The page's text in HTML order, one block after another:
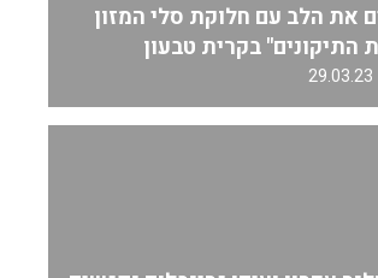
את הלב עם חלוקת סלי המזון
התיקונים" בקרית טבעון
29.03.23